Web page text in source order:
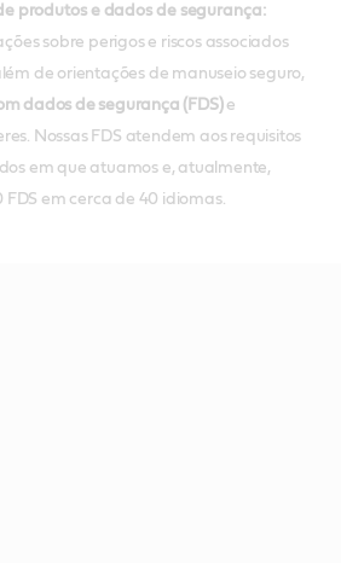
produtos e dados de segurança:
sobre perigos e riscos associados
de orientações de manuseio seguro,
dados de segurança (FDS)e
Nossas FDS atendem aos requisitos
em que atuamos e, atualmente,
em cerca de 40 idiomas.